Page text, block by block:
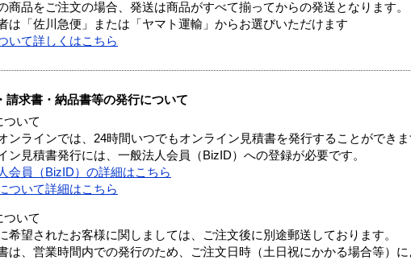
商品をご注文の場合、発送は商品がすべて揃ってからの発送となります。
は「佐川急便」または「ヤマト運輸」からお選びいただけます
いて詳しくはこちら
請求書・納品書等の発行について
ついて
ンラインでは、24時間いつでもオンライン見積書を発行することができま
ン見積書発行には、一般法人会員（BizID）への登録が必要です。
会員（BizID）の詳細はこちら
ついて詳細はこちら
ついて
希望されたお客様に関しましては、ご注文後に別途郵送しております。
は、営業時間内での発行のため、ご注文日時（土日祝にかかる場合等）